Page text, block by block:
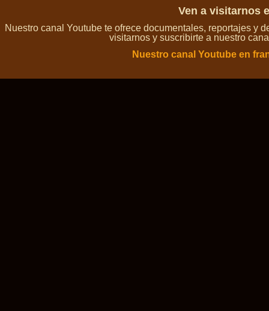
Ven a visitarnos
Nuestro canal Youtube te ofrece documentales, reportajes y
visitarnos y suscribirte a nuestro
Nuestro canal Youtube en